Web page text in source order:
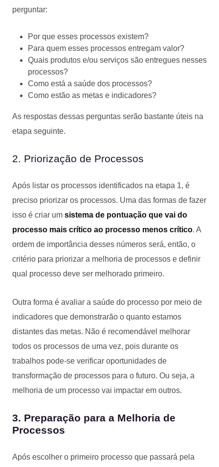
perguntar:
Por que esses processos existem?
Para quem esses processos entregam valor?
Quais produtos e/ou serviços são entregues nesses
processos?
Como está a saúde dos processos?
Como estão as metas e indicadores?
As respostas dessas perguntas serão bastante úteis na
etapa seguinte.
2. Priorização de Processos
Após listar os processos identificados na etapa 1, é
preciso priorizar os processos. Uma das formas de fazer
isso é criar um sistema de pontuação que vai do
processo mais crítico ao processo menos crítico. A
ordem de importância desses números será, então, o
critério para priorizar a melhoria de processos e definir
qual processo deve ser melhorado primeiro.
Outra forma é avaliar a saúde do processo por meio de
indicadores que demonstrarão o quanto estamos
distantes das metas. Não é recomendável melhorar
todos os processos de uma vez, pois durante os
trabalhos pode-se verificar oportunidades de
transformação de processos para o futuro. Ou seja, a
melhoria de um processo vai impactar em outros.
3. Preparação para a Melhoria de
Processos
Após escolher o primeiro processo que passará pela